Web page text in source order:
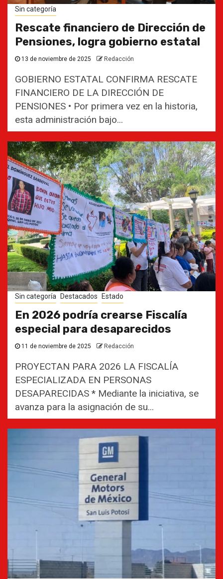
Sin categoría
Rescate financiero de Dirección de
Pensiones, logra gobierno estatal
13 de noviembre de 2025 Redacción
GOBIERNO ESTATAL CONFIRMA RESCATE
FINANCIERO DE LA DIRECCIÓN DE
PENSIONES • Por primera vez en la historia,
esta administración bajo...
Sin categoría Destacados Estado
En 2026 podría crearse Fiscalía
especial para desaparecidos
11 de noviembre de 2025 Redacción
PROYECTAN PARA 2026 LA FISCALÍA
ESPECIALIZADA EN PERSONAS
DESAPARECIDAS * Mediante la iniciativa, se
avanza para la asignación de su...